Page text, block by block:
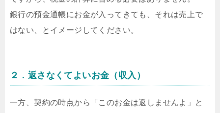
銀行の預金通帳にお金が入ってきても、それは売上で
はない、とイメージしてください。
２．返さなくてよいお金（収入）
一方、契約の時点から「このお金は返しませんよ」と